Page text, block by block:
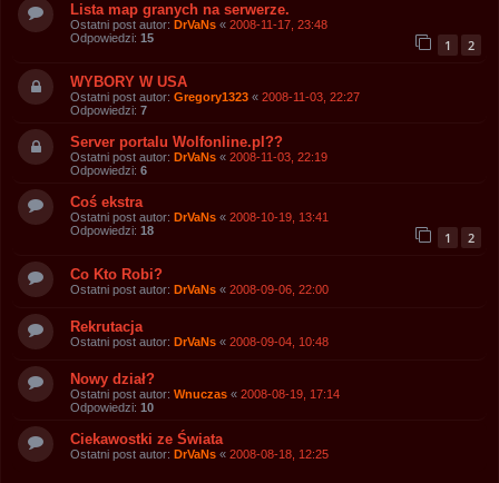
Lista map granych na serwerze.
Ostatni post autor: DrVaNs « 2008-11-17, 23:48
Odpowiedzi: 15 1 2
WYBORY W USA
Ostatni post autor: Gregory1323 « 2008-11-03, 22:27
Odpowiedzi: 7
Server portalu Wolfonline.pl??
Ostatni post autor: DrVaNs « 2008-11-03, 22:19
Odpowiedzi: 6
Coś ekstra
Ostatni post autor: DrVaNs « 2008-10-19, 13:41
Odpowiedzi: 18 1 2
Co Kto Robi?
Ostatni post autor: DrVaNs « 2008-09-06, 22:00
Rekrutacja
Ostatni post autor: DrVaNs « 2008-09-04, 10:48
Nowy dział?
Ostatni post autor: Wnuczas « 2008-08-19, 17:14
Odpowiedzi: 10
Ciekawostki ze Świata
Ostatni post autor: DrVaNs « 2008-08-18, 12:25